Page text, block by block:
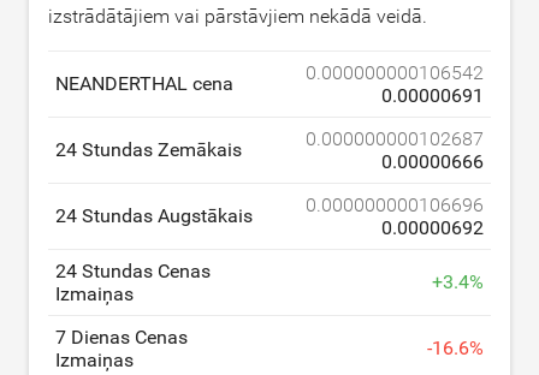
izstrādātājiem vai pārstāvjiem nekādā veidā.
NEANDERTHAL cena
0.000000000106542
0.00000691
24 Stundas Zemākais
0.000000000102687
0.00000666
24 Stundas Augstākais
0.000000000106696
0.00000692
24 Stundas Cenas
Izmaiņas
+3.4%
7 Dienas Cenas
Izmaiņas
-16.6%